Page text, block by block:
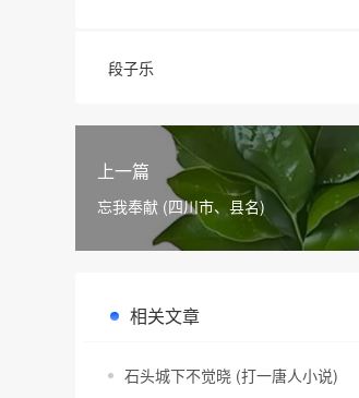
段子乐
上一篇
忘我奉献 (四川市、县名)
相关文章
石头城下不觉晓 (打一唐人小说)